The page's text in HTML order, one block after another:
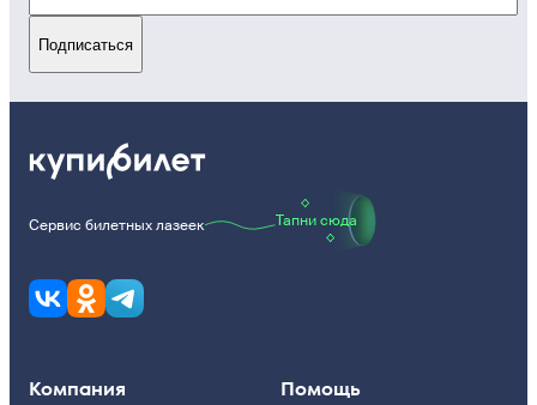
Подписаться
Сервис билетных лазеек Тапни сюда
Компания Помощь